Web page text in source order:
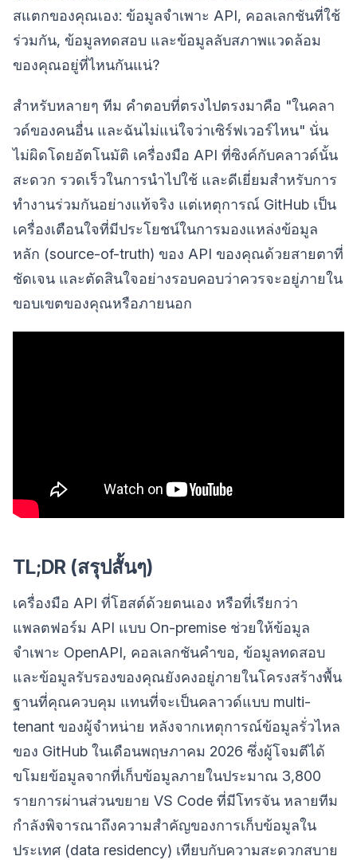
สแตกของคุณเอง: ข้อมูลจำเพาะ API, คอลเลกชันที่ใช้
ร่วมกัน, ข้อมูลทดสอบ และข้อมูลลับสภาพแวดล้อม
ของคุณอยู่ที่ไหนกันแน่?
สำหรับหลายๆ ทีม คำตอบที่ตรงไปตรงมาคือ "ในคลา
วด์ของคนอื่น และฉันไม่แน่ใจว่าเซิร์ฟเวอร์ไหน" นั่น
ไม่ผิดโดยอัตโนมัติ เครื่องมือ API ที่ซิงค์กับคลาวด์นั้น
สะดวก รวดเร็วในการนำไปใช้ และดีเยี่ยมสำหรับการ
ทำงานร่วมกันอย่างแท้จริง แต่เหตุการณ์ GitHub เป็น
เครื่องเตือนใจที่มีประโยชน์ในการมองแหล่งข้อมูล
หลัก (source-of-truth) ของ API ของคุณด้วยสายตาที่
ชัดเจน และตัดสินใจอย่างรอบคอบว่าควรจะอยู่ภายใน
ขอบเขตของคุณหรือภายนอก
TL;DR (สรุปสั้นๆ)
เครื่องมือ API ที่โฮสต์ด้วยตนเอง หรือที่เรียกว่า
แพลตฟอร์ม API แบบ On-premise ช่วยให้ข้อมูล
จำเพาะ OpenAPI, คอลเลกชันคำขอ, ข้อมูลทดสอบ
และข้อมูลรับรองของคุณยังคงอยู่ภายในโครงสร้างพื้น
ฐานที่คุณควบคุม แทนที่จะเป็นคลาวด์แบบ multi-
tenant ของผู้จำหน่าย หลังจากเหตุการณ์ข้อมูลรั่วไหล
ของ GitHub ในเดือนพฤษภาคม 2026 ซึ่งผู้โจมตีได้
ขโมยข้อมูลจากที่เก็บข้อมูลภายในประมาณ 3,800
รายการผ่านส่วนขยาย VS Code ที่มีโทรจัน หลายทีม
กำลังพิจารณาถึงความสำคัญของการเก็บข้อมูลใน
ประเทศ (data residency) เทียบกับความสะดวกสบาย